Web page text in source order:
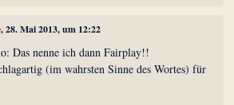
, 28. Mai 2013, um 12:22
Das nenne ich dann Fairplay!!
(im wahrsten Sinne des Wortes) für